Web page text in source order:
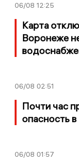
06/08 12:25
Карта
Воронеже
06/08 02:51
Почти час
опасность
06/08 01:57